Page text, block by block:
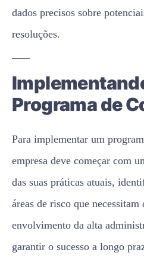
dados precisos sobre
resoluções.
Programa de
Para implementar um
empresa deve começar com
das suas práticas atuais,
áreas de risco que
envolvimento da alta
garantir o sucesso a longo